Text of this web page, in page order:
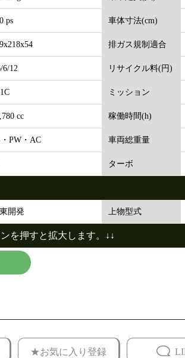
ps 車体寸法(cm)
排ガス規制適合
6/12 リサイクル料(円)
ミッション
cc 稼働時間(h)
・PW・AC 車両総重量
ターボ
開発 上物型式
を押すと拡大します。↓↓
★お気に入り登録